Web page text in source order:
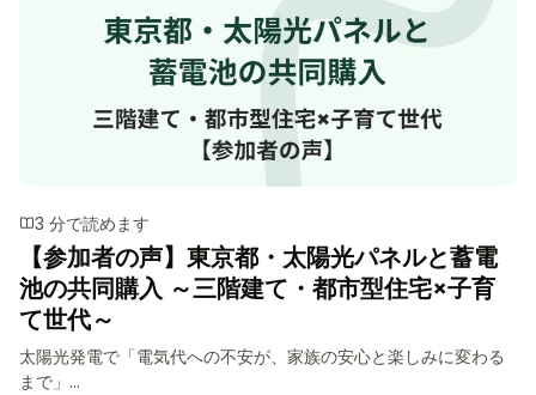
3 分で読めます
【参加者の声】東京都・太陽光パネルと蓄電
池の共同購入 ～三階建て・都市型住宅×子育
て世代～
太陽光発電で「電気代への不安が、家族の安心と楽しみに変わる
まで」...